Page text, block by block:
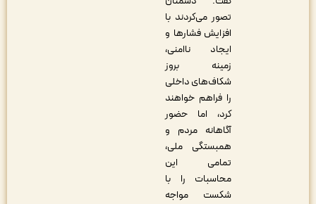
تصور می‌کردند با
افزایش فشارها و
ایجاد ناامنی،
زمینه بروز
شکاف‌های داخلی
را فراهم خواهند
کرد، اما حضور
آگاهانه مردم و
همبستگی ملی،
تمامی این
محاسبات را با
شکست مواجه